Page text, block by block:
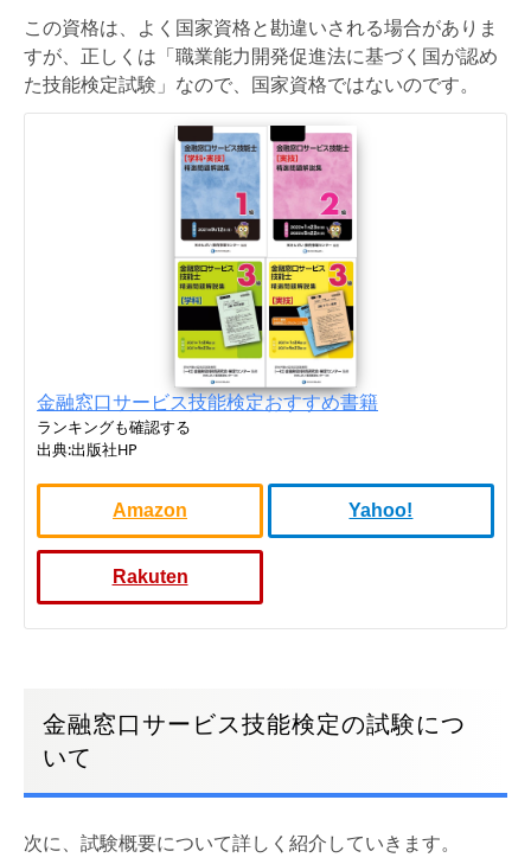
この資格は、よく国家資格と勘違いされる場合がありま
すが、正しくは「職業能力開発促進法に基づく国が認め
た技能検定試験」なので、国家資格ではないのです。
金融窓口サービス技能検定おすすめ書籍
ランキングも確認する
出典:出版社HP
Amazon Yahoo!
Rakuten
金融窓口サービス技能検定の試験につ
いて
次に、試験概要について詳しく紹介していきます。